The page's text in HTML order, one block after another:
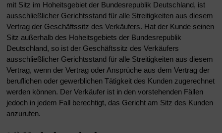
mit Sitz im Hoheitsgebiet der Bundesrepublik Deutschland, ist
ausschließlicher Gerichtsstand für alle Streitigkeiten aus diesem
Vertrag der Geschäftssitz des Verkäufers. Hat der Kunde seinen
Sitz außerhalb des Hoheitsgebiets der Bundesrepublik
Deutschland, so ist der Geschäftssitz des Verkäufers
ausschließlicher Gerichtsstand für alle Streitigkeiten aus diesem
Vertrag, wenn der Vertrag oder Ansprüche aus dem Vertrag der
beruflichen oder gewerblichen Tätigkeit des Kunden zugerechnet
werden können. Der Verkäufer ist in den vorstehenden Fällen
jedoch in jedem Fall berechtigt, das Gericht am Sitz des Kunden
anzurufen.